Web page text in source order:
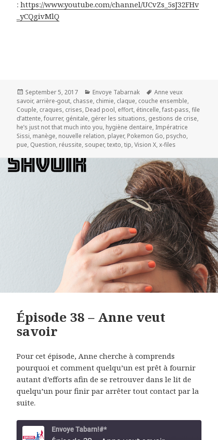
:https://www.youtube.com/channel/UCvZs_5sJ32FHv
_yCQgivMlQ
Posted
on
September 5, 2017 Categories
Envoye Tabarnak Tags
Anne veux
savoir, arrière-gout, chasse, chimie, claque, couche ensemble,
Couple, craques, crises, Dead pool, effort, étincelle,fast-pass,file
d’attente,fourrer, génitale, gérer les situations, gestions de crise,
he’s just not that much into you, hygiène dentaire, Impératrice
Sissi, manège, nouvelle relation, player, Pokemon Go, psycho,
pue, Question, réussite, souper,texto,tip,Vision X,x-files
Épisode 38 – Anne veut
savoir
Pour cet épisode, Anne cherche à comprends
pourquoi et comment quelqu’un est prêt à fournir
autant d’effortsafin de se retrouver dans le lit de
quelqu’un pour finir par arrêter tout contact par la
suite.
Envoye Tabarn!#*